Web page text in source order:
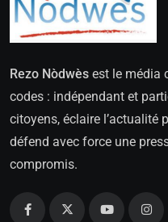
Rezo Nòdwès est le média
codes : indépendant et
citoyens, éclaire l’actualité
défend avec force une
compromis.